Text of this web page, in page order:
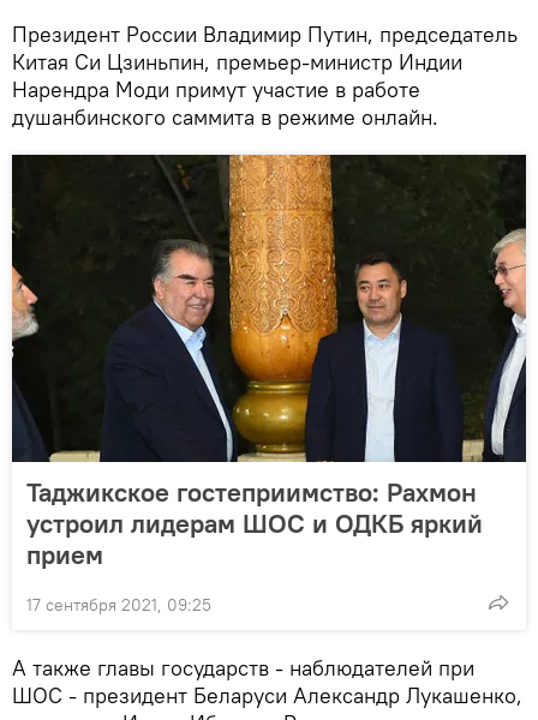
Президент России Владимир Путин, председатель
Китая Си Цзиньпин, премьер-министр Индии
Нарендра Моди примут участие в работе
душанбинского саммита в режиме онлайн.
Таджикское гостеприимство: Рахмон
устроил лидерам ШОС и ОДКБ яркий
прием
17 сентября 2021, 09:25
А также главы государств - наблюдателей при
ШОС - президент Беларуси Александр Лукашенко,